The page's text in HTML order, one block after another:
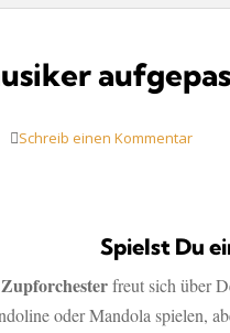
Schreib einen Kommentar
Spielst Du
freut sich über
oder Mandola spielen,